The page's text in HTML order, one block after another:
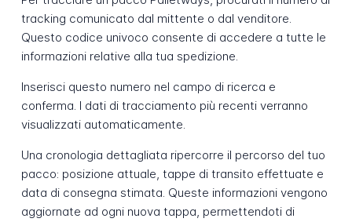
tracking comunicato dal mittente o dal venditore.
Questo codice univoco consente di accedere a tutte le
informazioni relative alla tua spedizione.
Inserisci questo numero nel campo di ricerca e
conferma. I dati di tracciamento più recenti verranno
visualizzati automaticamente.
Una cronologia dettagliata ripercorre il percorso del tuo
pacco: posizione attuale, tappe di transito effettuate e
data di consegna stimata. Queste informazioni vengono
aggiornate ad ogni nuova tappa, permettendoti di